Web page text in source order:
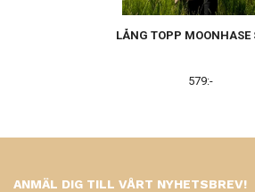
LÅNG TOPP MOONHASE
579:-
ANMÄL DIG TILL VÅRT NYHETSBREV!